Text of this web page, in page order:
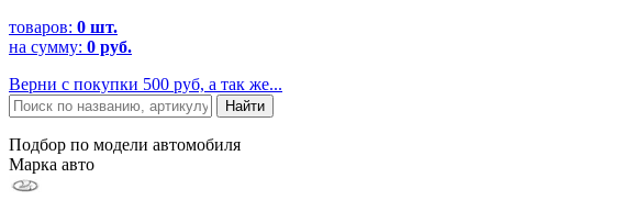
товаров: 0 шт.
на сумму: 0 руб.
Верни с покупки 500 руб, а так же...
Подбор по модели автомобиля
Марка авто